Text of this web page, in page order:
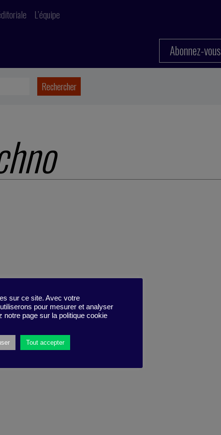
L’équipe
Abonnez-vous
sur ce site. Avec votre
pour mesurer et analyser
notre page sur la politique cookie
Tout accepter